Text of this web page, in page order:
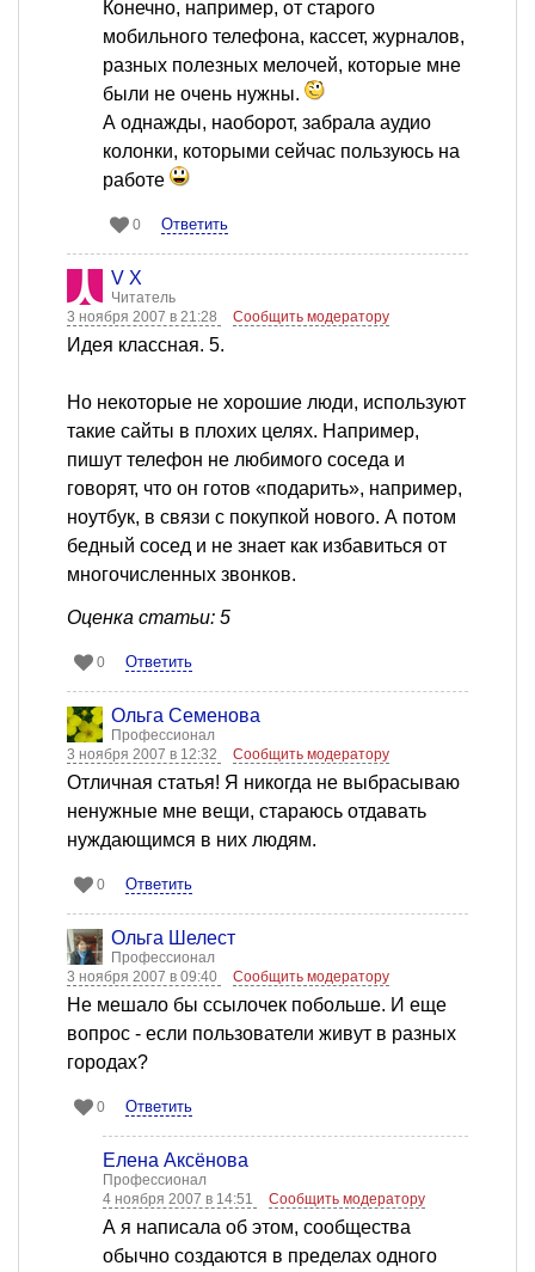
Конечно, например, от старого
мобильного телефона, кассет, журналов,
разных полезных мелочей, которые мне
были не очень нужны.
А однажды, наоборот, забрала аудио
колонки, которыми сейчас пользуюсь на
работе
0 Ответить
V X
Читатель
3 ноября 2007 в 21:28
Сообщить модератору
Идея классная. 5.
Но некоторые не хорошие люди, используют
такие сайты в плохих целях. Например,
пишут телефон не любимого соседа и
говорят, что он готов «подарить», например,
ноутбук, в связи с покупкой нового. А потом
бедный сосед и не знает как избавиться от
многочисленных звонков.
Оценка статьи: 5
0 Ответить
Ольга Семенова
Профессионал
3 ноября 2007 в 12:32
Сообщить модератору
Отличная статья! Я никогда не выбрасываю
ненужные мне вещи, стараюсь отдавать
нуждающимся в них людям.
0 Ответить
Ольга Шелест
Профессионал
3 ноября 2007 в 09:40
Сообщить модератору
Не мешало бы ссылочек побольше. И еще
вопрос - если пользователи живут в разных
городах?
0 Ответить
Елена Аксёнова
Профессионал
4 ноября 2007 в 14:51
Сообщить модератору
А я написала об этом, сообщества
обычно создаются в пределах одного